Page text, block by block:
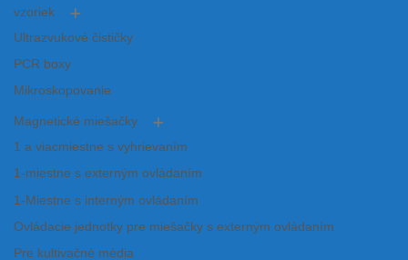
vzoriek
Ultrazvukové čističky
PCR boxy
Mikroskopovanie
Magnetické miešačky
1 a viacmiestne s vyhrievaním
1-miestne s externým ovládaním
1-Miestne s interným ovládaním
Ovládacie jednotky pre miešačky s externým ovládaním
Pre kultivačné média